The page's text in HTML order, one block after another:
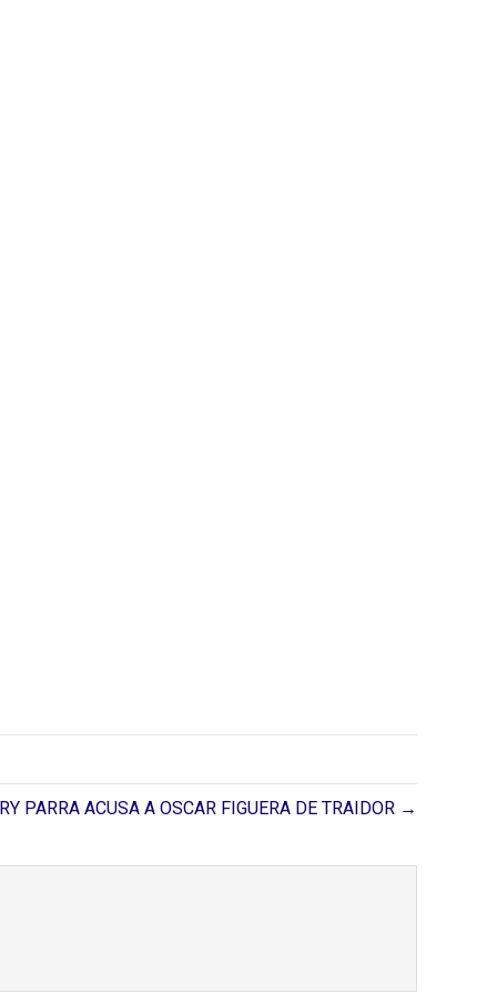
PARRA ACUSA A OSCAR FIGUERA DE TRAIDOR →